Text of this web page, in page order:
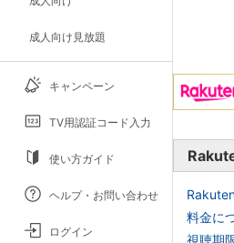
成人向け見放題
キャンペーン
TV用認証コード入力
使い方ガイド
ヘルプ・お問い合わせ
ログイン
料金に
視聴期